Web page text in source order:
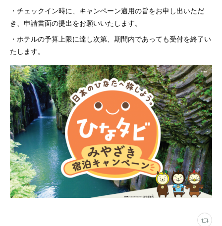
・チェックイン時に、キャンペーン適用の旨をお申し出いただ
き、申請書面の提出をお願いいたします。
・ホテルの予算上限に達し次第、期間内であっても受付を終了い
たします。